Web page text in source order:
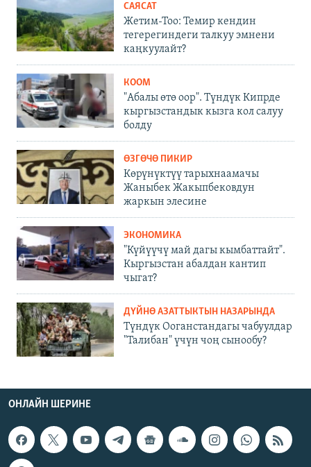
САЯСАТ
Жетим-Тоо: Темир кендин
тегерегиндеги талкуу эмнени
каңкуулайт?
КООМ
"Абалы өтө оор". Түндүк Кипрде
кыргызстандык кызга кол салуу
болду
ӨЗГӨЧӨ ПИКИР
Көрүнүктүү тарыхнаамачы
Жаныбек Жакыпбековдун
жаркын элесине
ЭКОНОМИКА
"Күйүүчү май дагы кымбаттайт".
Кыргызстан абалдан кантип
чыгат?
ДҮЙНӨ АЗАТТЫКТЫН НАЗАРЫНДА
Түндүк Ооганстандагы чабуулдар
"Талибан" үчүн чоң сынообу?
ОНЛАЙН ШЕРИНЕ